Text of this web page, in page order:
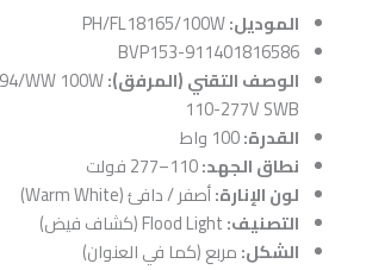
الموديل:
BVP153-911401816586
الوصف التقني (المرفق):WW 100W
110-277V SWB
القدرة:
نطاق الجهد:
لون الإنارة:أصفر / دافئ (Warm White)
التصنيف:
الشكل:مربع (كما في العنوان)